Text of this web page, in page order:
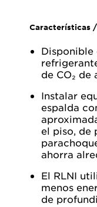
Características
Disponible
de CO₂ de
Instalar
espalda
el piso, de
ahorra
El RLNI
menos
de